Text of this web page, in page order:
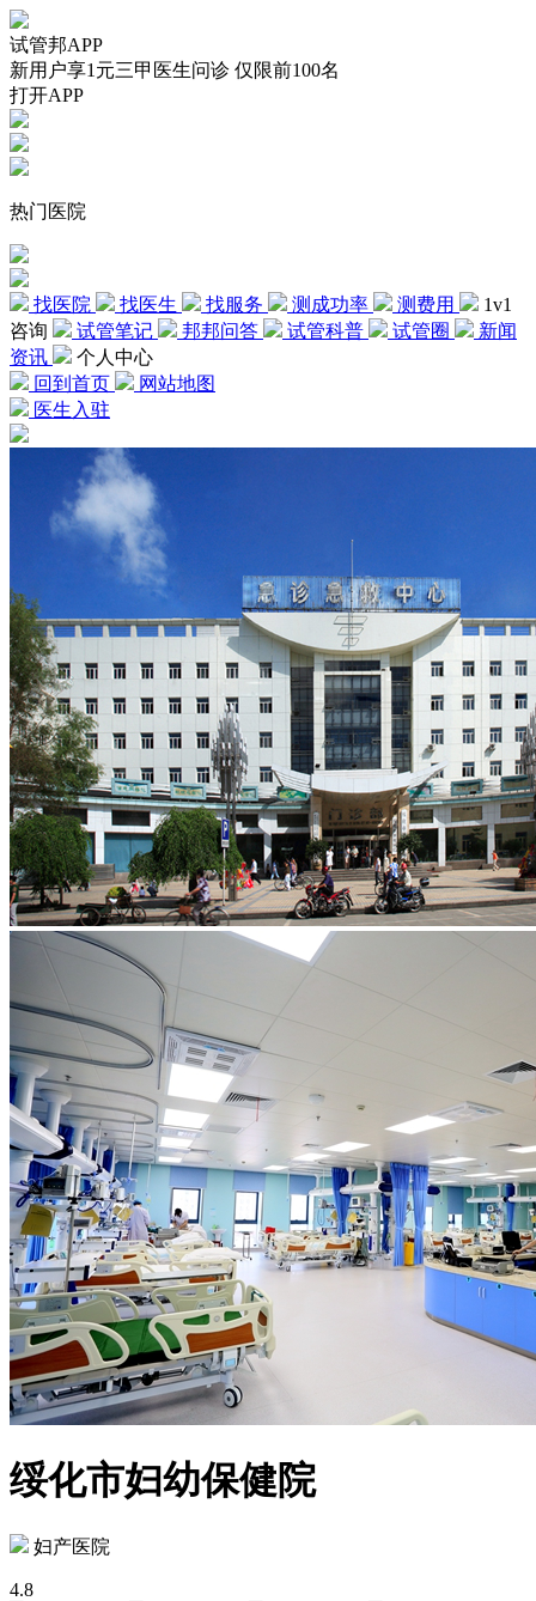
试管邦APP
新用户享1元三甲医生问诊 仅限前100名
打开APP
热门医院
找医院 找医生 找服务 测成功率 测费用
1v1
咨询
试管笔记 邦邦问答 试管科普 试管圈
新闻
资讯
个人中心
回到首页
网站地图
医生入驻
绥化市妇幼保健院
妇产医院
4.8